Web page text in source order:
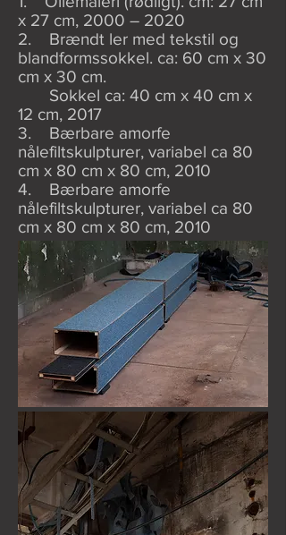
x 27 cm, 2000 – 2020
2. Brændt ler med tekstil og
blandformssokkel. ca: 60 cm x 30
cm x 30 cm.
Sokkel ca: 40 cm x 40 cm x
12 cm, 2017
3. Bærbare amorfe
nålefiltskulpturer, variabel ca 80
cm x 80 cm x 80 cm, 2010
4. Bærbare amorfe
nålefiltskulpturer, variabel ca 80
cm x 80 cm x 80 cm, 2010